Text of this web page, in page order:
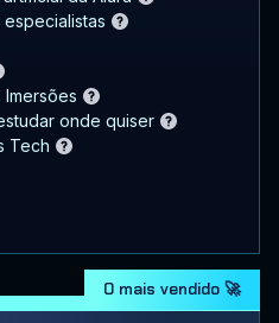
onde quiser
Tech
O mais vendido 🚀